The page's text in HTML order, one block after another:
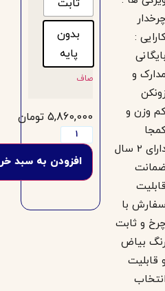
:
و
و
دارای 2 سال
با
ثابت
ثابت
بدون
5,860,000 تومان
افزودن به سبد خرید